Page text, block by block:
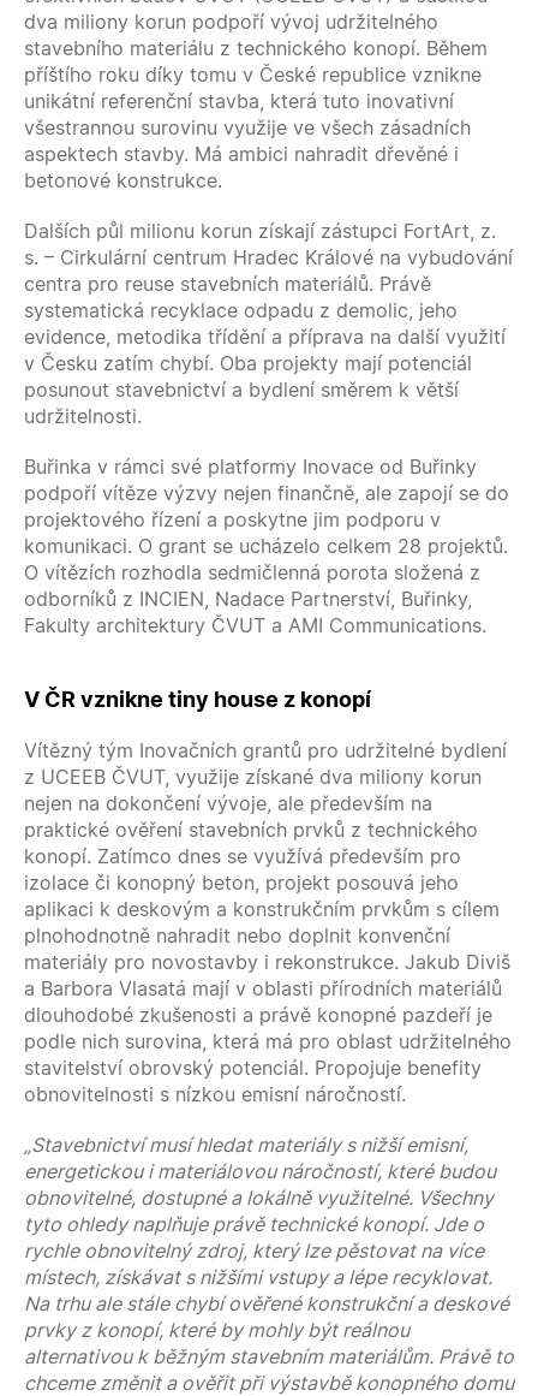
dva miliony korun podpoří vývoj udržitelného
stavebního materiálu z technického konopí. Během
příštího roku díky tomu v České republice vznikne
unikátní referenční stavba, která tuto inovativní
všestrannou surovinu využije ve všech zásadních
aspektech stavby. Má ambici nahradit dřevěné i
betonové konstrukce.
Dalších půl milionu korun získají zástupci FortArt, z.
s. – Cirkulární centrum Hradec Králové na vybudování
centra pro reuse stavebních materiálů. Právě
systematická recyklace odpadu z demolic, jeho
evidence, metodika třídění a příprava na další využití
v Česku zatím chybí. Oba projekty mají potenciál
posunout stavebnictví a bydlení směrem k větší
udržitelnosti.
Buřinka v rámci své platformy Inovace od Buřinky
podpoří vítěze výzvy nejen finančně, ale zapojí se do
projektového řízení a poskytne jim podporu v
komunikaci. O grant se ucházelo celkem 28 projektů.
O vítězích rozhodla sedmičlenná porota složená z
odborníků z INCIEN, Nadace Partnerství, Buřinky,
Fakulty architektury ČVUT a AMI Communications.
V ČR vznikne tiny house z konopí
Vítězný tým Inovačních grantů pro udržitelné bydlení
z UCEEB ČVUT, využije získané dva miliony korun
nejen na dokončení vývoje, ale především na
praktické ověření stavebních prvků z technického
konopí. Zatímco dnes se využívá především pro
izolace či konopný beton, projekt posouvá jeho
aplikaci k deskovým a konstrukčním prvkům s cílem
plnohodnotně nahradit nebo doplnit konvenční
materiály pro novostavby i rekonstrukce. Jakub Diviš
a Barbora Vlasatá mají v oblasti přírodních materiálů
dlouhodobé zkušenosti a právě konopné pazdeří je
podle nich surovina, která má pro oblast udržitelného
stavitelství obrovský potenciál. Propojuje benefity
obnovitelnosti s nízkou emisní náročností.
„Stavebnictví musí hledat materiály s nižší emisní,
energetickou i materiálovou náročností, které budou
obnovitelné, dostupné a lokálně využitelné. Všechny
tyto ohledy naplňuje právě technické konopí. Jde o
rychle obnovitelný zdroj, který lze pěstovat na více
místech, získávat s nižšími vstupy a lépe recyklovat.
Na trhu ale stále chybí ověřené konstrukční a deskové
prvky z konopí, které by mohly být reálnou
alternativou k běžným stavebním materiálům. Právě to
chceme změnit a ověřit při výstavbě konopného domu